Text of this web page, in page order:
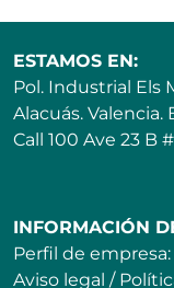
ESTAMOS EN:
Pol. Industrial Els
Alacuás. Valencia.
Call 100 Ave 23 B
INFORMACIÓN
Perfil de empresa:
Aviso legal /